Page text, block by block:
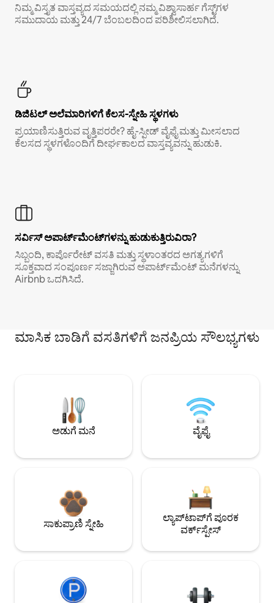
ನಿಮ್ಮ ವಿಸ್ತೃತ ವಾಸ್ತವ್ಯದ ಸಮಯದಲ್ಲಿ ನಮ್ಮ ವಿಶ್ವಾಸಾರ್ಹ ಗೆಸ್ಟ್‌ಗಳ
ಸಮುದಾಯ ಮತ್ತು 24/7 ಬೆಂಬಲದಿಂದ ಪರಿಶೀಲಿಸಲಾಗಿದೆ.
ಡಿಜಿಟಲ್ ಅಲೆಮಾರಿಗಳಿಗೆ ಕೆಲಸ-ಸ್ನೇಹಿ ಸ್ಥಳಗಳು
ಪ್ರಯಾಣಿಸುತ್ತಿರುವ ವೃತ್ತಿಪರರೇ? ಹೈ-ಸ್ಪೀಡ್ ವೈಫೈ ಮತ್ತು ಮೀಸಲಾದ
ಕೆಲಸದ ಸ್ಥಳಗಳೊಂದಿಗೆ ದೀರ್ಘಕಾಲದ ವಾಸ್ತವ್ಯವನ್ನು ಹುಡುಕಿ.
ಸರ್ವಿಸ್ ಅಪಾರ್ಟ್‌ಮೆಂಟ್‌ಗಳನ್ನು ಹುಡುಕುತ್ತಿರುವಿರಾ?
ಸಿಬ್ಬಂದಿ, ಕಾರ್ಪೊರೇಟ್ ವಸತಿ ಮತ್ತು ಸ್ಥಳಾಂತರದ ಅಗತ್ಯಗಳಿಗೆ
ಸೂಕ್ತವಾದ ಸಂಪೂರ್ಣ ಸಜ್ಜಾಗಿರುವ ಅಪಾರ್ಟ್‌ಮೆಂಟ್ ಮನೆಗಳನ್ನು
Airbnb ಒದಗಿಸಿದೆ.
ಮಾಸಿಕ ಬಾಡಿಗೆ ವಸತಿಗಳಿಗೆ ಜನಪ್ರಿಯ ಸೌಲಭ್ಯಗಳು
ಅಡುಗೆ ಮನೆ ವೈಫೈ
ಸಾಕುಪ್ರಾಣಿ ಸ್ನೇಹಿ
ಲ್ಯಾಪ್‌ಟಾಪ್‌ಗೆ ಪೂರಕ
ವರ್ಕ್‌ಸ್ಪೇಸ್